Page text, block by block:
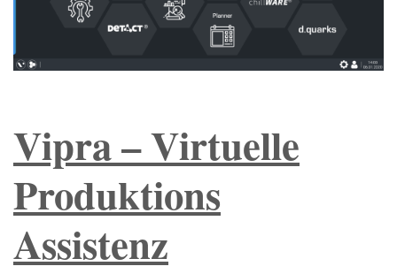
Vipra – Virtuelle
Produktions
Assistenz